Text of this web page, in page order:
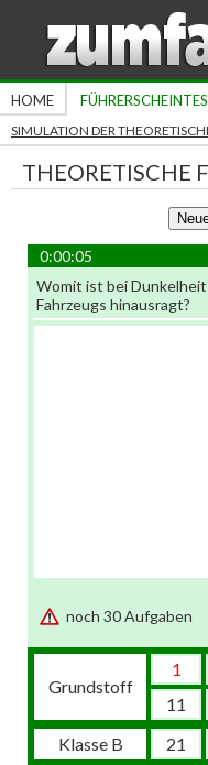
HOME
SIMULATION DER
THEORETISCHE
0:00:05
Womit ist bei Dunkelheit
Fahrzeugs hinausragt?
noch 30 Aufgaben
Grundstoff
1
11
Klasse B
21